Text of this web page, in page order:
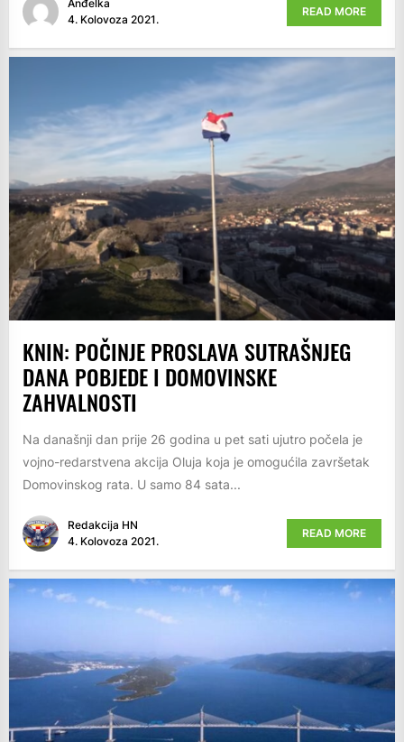
Anđelka
4. Kolovoza 2021.
READ MORE
KNIN: POČINJE PROSLAVA SUTRAŠNJEG
DANA POBJEDE I DOMOVINSKE
ZAHVALNOSTI
Na današnji dan prije 26 godina u pet sati ujutro počela je
vojno-redarstvena akcija Oluja koja je omogućila završetak
Domovinskog rata. U samo 84 sata...
Redakcija HN
4. Kolovoza 2021.
READ MORE